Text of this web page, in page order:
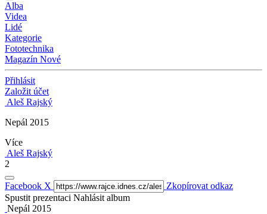
Alba
Videa
Lidé
Kategorie
Fototechnika
Magazín Nové
Přihlásit
Založit účet
Aleš Rajský
Nepál 2015
Více
Aleš Rajský
2
Facebook X
Zkopírovat odkaz
Spustit prezentaci Nahlásit album
Nepál 2015